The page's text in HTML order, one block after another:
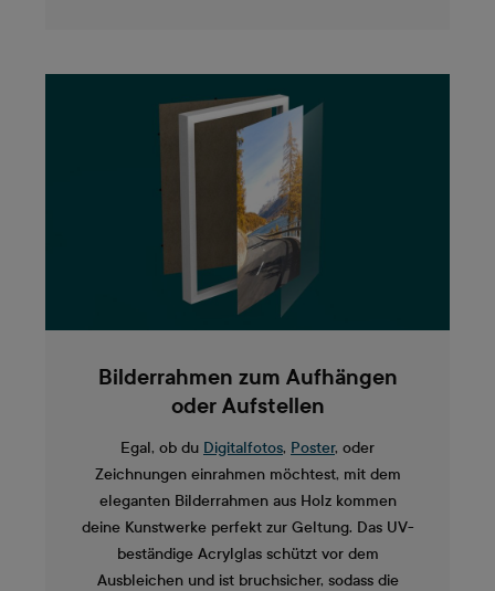
Bilderrahmen zum Aufhängen
oder Aufstellen
Egal, ob du Digitalfotos, Poster, oder
Zeichnungen einrahmen möchtest, mit dem
eleganten Bilderrahmen aus Holz kommen
deine Kunstwerke perfekt zur Geltung. Das UV-
beständige Acrylglas schützt vor dem
Ausbleichen und ist bruchsicher, sodass die